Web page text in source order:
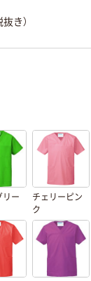
き）
リー
チェリーピン
ク